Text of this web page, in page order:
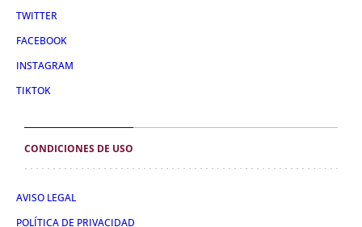
TWITTER
FACEBOOK
INSTAGRAM
TIKTOK
CONDICIONES DE USO
AVISO LEGAL
POLÍTICA DE PRIVACIDAD